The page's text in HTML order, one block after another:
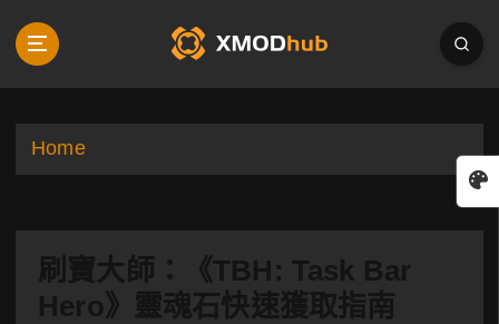
p
Home
刷寶大師：《TBH: Task Bar
Hero》靈魂石快速獲取指南